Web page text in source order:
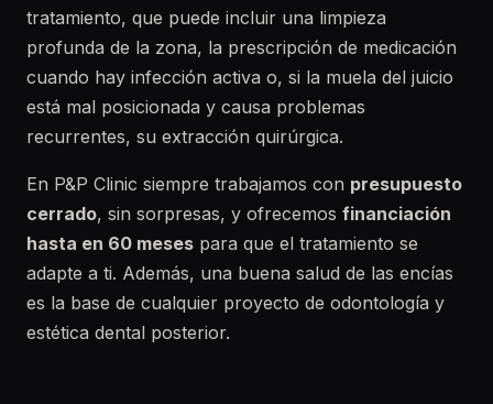
tratamiento, que puede incluir una limpieza
profunda de la zona, la prescripción de medicación
cuando hay infección activa o, si la muela del juicio
está mal posicionada y causa problemas
recurrentes, su extracción quirúrgica.
En P&P Clinic siempre trabajamos con presupuesto
cerrado, sin sorpresas, y ofrecemos financiación
hasta en 60 meses para que el tratamiento se
adapte a ti. Además, una buena salud de las encías
es la base de cualquier proyecto de odontología y
estética dental posterior.